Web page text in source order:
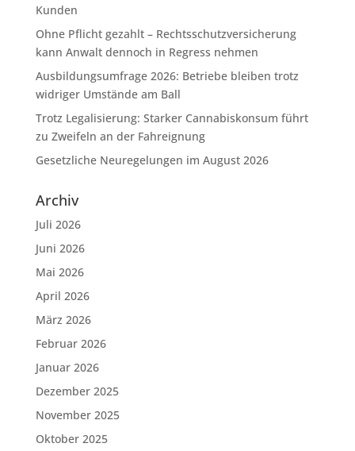
Kunden
Ohne Pflicht gezahlt – Rechtsschutzversicherung
kann Anwalt dennoch in Regress nehmen
Ausbildungsumfrage 2026: Betriebe bleiben trotz
widriger Umstände am Ball
Trotz Legalisierung: Starker Cannabiskonsum führt
zu Zweifeln an der Fahreignung
Gesetzliche Neuregelungen im August 2026
Archiv
Juli 2026
Juni 2026
Mai 2026
April 2026
März 2026
Februar 2026
Januar 2026
Dezember 2025
November 2025
Oktober 2025